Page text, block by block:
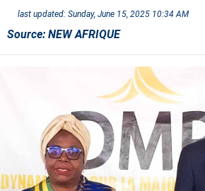
last updated: Sunday, June 15, 2025 10:34 AM
Source: NEW AFRIQUE